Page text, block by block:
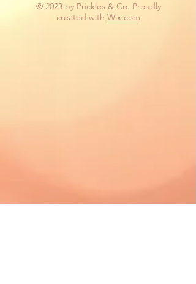
© 2023 by Prickles & Co. Proudly
created with Wix.com